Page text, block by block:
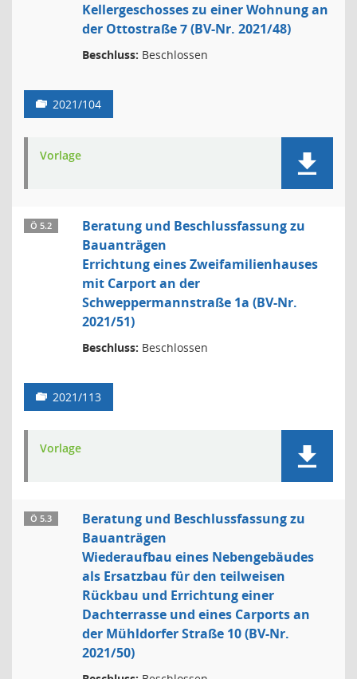
Kellergeschosses zu einer Wohnung an
der Ottostraße 7 (BV-Nr. 2021/48)
Beschluss: Beschlossen
2021/104
Vorlage
Ö 5.2
Beratung und Beschlussfassung zu
Bauanträgen
Errichtung eines Zweifamilienhauses
mit Carport an der
Schweppermannstraße 1a (BV-Nr.
2021/51)
Beschluss: Beschlossen
2021/113
Vorlage
Ö 5.3
Beratung und Beschlussfassung zu
Bauanträgen
Wiederaufbau eines Nebengebäudes
als Ersatzbau für den teilweisen
Rückbau und Errichtung einer
Dachterrasse und eines Carports an
der Mühldorfer Straße 10 (BV-Nr.
2021/50)